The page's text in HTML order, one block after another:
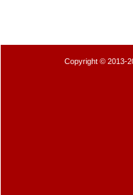
Copyright © 2013-